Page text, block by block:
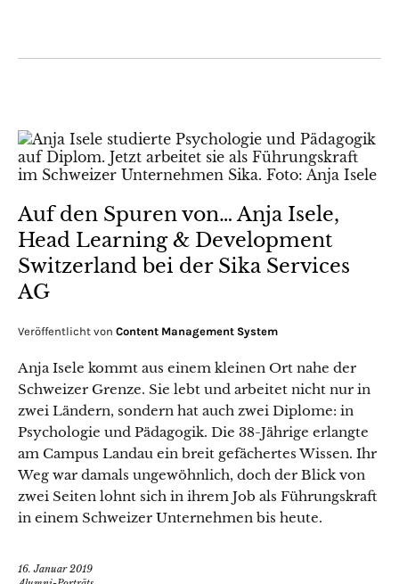
Auf den Spuren von… Anja Isele,
Head Learning & Development
Switzerland bei der Sika Services
AG
Veröffentlicht von Content Management System
Anja Isele kommt aus einem kleinen Ort nahe der
Schweizer Grenze. Sie lebt und arbeitet nicht nur in
zwei Ländern, sondern hat auch zwei Diplome: in
Psychologie und Pädagogik. Die 38-Jährige erlangte
am Campus Landau ein breit gefächertes Wissen. Ihr
Weg war damals ungewöhnlich, doch der Blick von
zwei Seiten lohnt sich in ihrem Job als Führungskraft
in einem Schweizer Unternehmen bis heute.
16. Januar 2019